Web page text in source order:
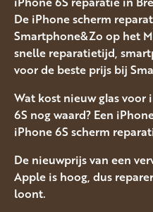
De iPhone scherm
Smartphone&Zo op het
snelle reparatietijd,
voor de beste prijs bij
Wat kost nieuw glas voor
6S nog waard? Een
iPhone 6S scherm
De nieuwprijs van een
Apple is hoog, dus
loont.